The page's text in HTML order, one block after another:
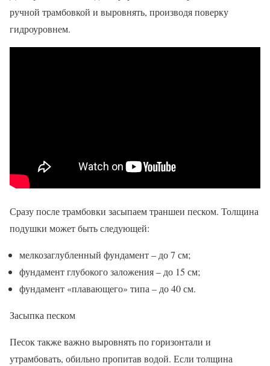
ручной трамбовкой и выровнять, производя поверку
гидроуровнем.
Сразу после трамбовки засыпаем траншеи песком. Толщина
подушки может быть следующей:
мелкозаглубленный фундамент – до 7 см;
фундамент глубокого заложения – до 15 см;
фундамент «плавающего» типа – до 40 см.
Засыпка песком
Песок также важно выровнять по горизонтали и
утрамбовать, обильно пропитав водой. Если толщина